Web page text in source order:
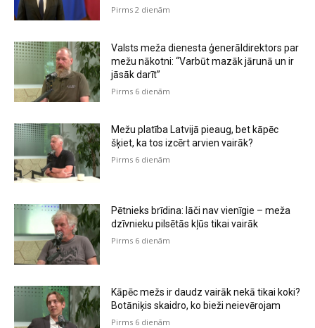
Pirms 2 dienām
Valsts meža dienesta ģenerāldirektors par
mežu nākotni: “Varbūt mazāk jārunā un ir
jāsāk darīt”
Pirms 6 dienām
Mežu platība Latvijā pieaug, bet kāpēc
šķiet, ka tos izcērt arvien vairāk?
Pirms 6 dienām
Pētnieks brīdina: lāči nav vienīgie – meža
dzīvnieku pilsētās kļūs tikai vairāk
Pirms 6 dienām
Kāpēc mežs ir daudz vairāk nekā tikai koki?
Botāniķis skaidro, ko bieži neievērojam
Pirms 6 dienām